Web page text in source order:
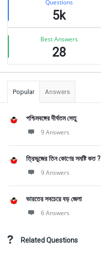
Questions
5k
Best Answers
28
Popular Answers
পশ্চিমবঙ্গের দীর্ঘতম সেতু
9 Answers
ত্রিভুজের তিন কোণের সমষ্টি কত ?
9 Answers
ভারতের সবচেয়ে বড় জেলা
6 Answers
Related Questions